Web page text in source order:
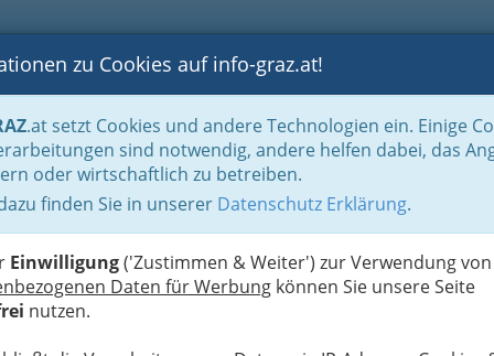
BLOGS FOTOS GASTRONOMIE BRANCHEN
zu Cookies auf info-graz.at!
.at setzt Cookies und andere Technologien ein. Einige
sind notwendig, andere helfen dabei, das
oder wirtschaftlich zu betreiben.
finden Sie in unserer Datenschutz Erklärung.
Einwilligung('Zustimmen & Weiter') zur Verwendung von
Daten für Werbung können Sie unsere Seite
nutzen.
für viele Floristen - Blumenbinder und Blumeneinzelhändler - für Ihre Heirat
Blumenhändler - für Ihre
Rosen für den Brautstrauß